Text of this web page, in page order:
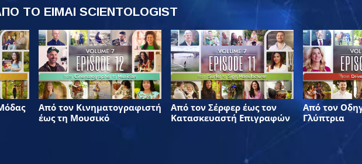
ΤΟ ΕΙΜΑΙ SCIENTOLOGIST
Από τον Κινηματογραφιστή
έως τη Μουσικό
Από τον Σέρφερ έως τον
Κατασκευαστή Επιγραφών
Από τον
Γλύπτρια